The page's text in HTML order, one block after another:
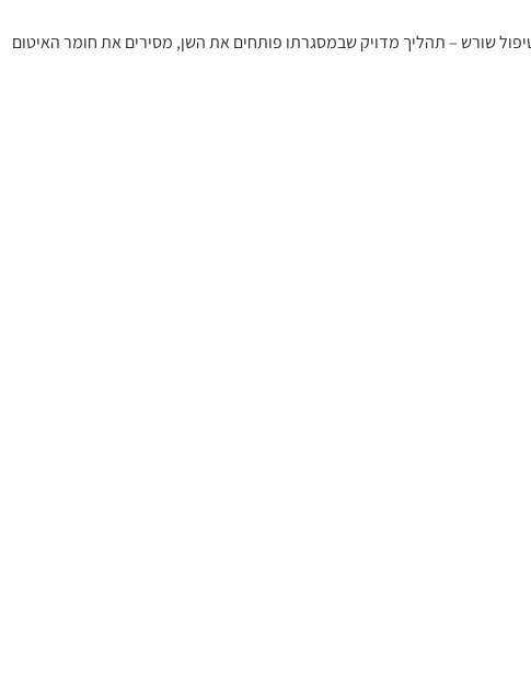
שורש – תהליך מדויק שבמסגרתו פותחים את השן, מסירים את חומר האיטום